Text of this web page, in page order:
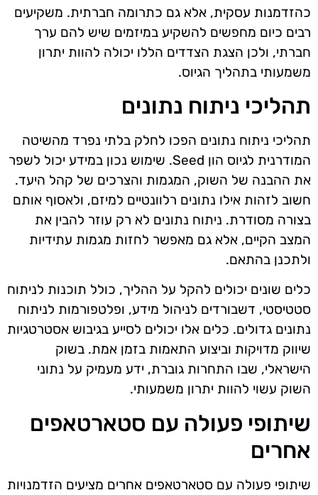
כהזדמנות עסקית, אלא גם כתרומה חברתית. משקיעים
רבים כיום מחפשים להשקיע במיזמים שיש להם ערך
חברתי, ולכן הצגת הצדדים הללו יכולה להוות יתרון
משמעותי בתהליך הגיוס.
תהליכי ניתוח נתונים
תהליכי ניתוח נתונים הפכו לחלק בלתי נפרד מהשיטה
המודרנית לגיוס הון Seed. שימוש נכון במידע יכול לשפר
את ההבנה של השוק, המגמות והצרכים של קהל היעד.
חשוב לזהות אילו נתונים רלוונטיים למיזם, ולאסוף אותם
בצורה מסודרת. ניתוח נתונים לא רק עוזר להבין את
המצב הקיים, אלא גם מאפשר לחזות מגמות עתידיות
ולתכנן בהתאם.
כלים שונים יכולים להקל על ההליך, כולל תוכנות לניתוח
סטטיסטי, דשבורדים לניהול מידע, ופלטפורמות לניתוח
נתונים גדולים. כלים אלו יכולים לסייע בגיבוש אסטרטגיות
שיווק מדויקות וביצוע התאמות בזמן אמת. בשוק
הישראלי, שבו התחרות גוברת, ידע מעמיק על נתוני
השוק עשוי להוות יתרון משמעותי.
שיתופי פעולה עם סטארטאפים
אחרים
שיתופי פעולה עם סטארטאפים אחרים מציעים הזדמנויות